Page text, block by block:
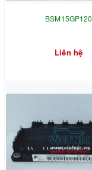
BSM15GP120
Liên hệ